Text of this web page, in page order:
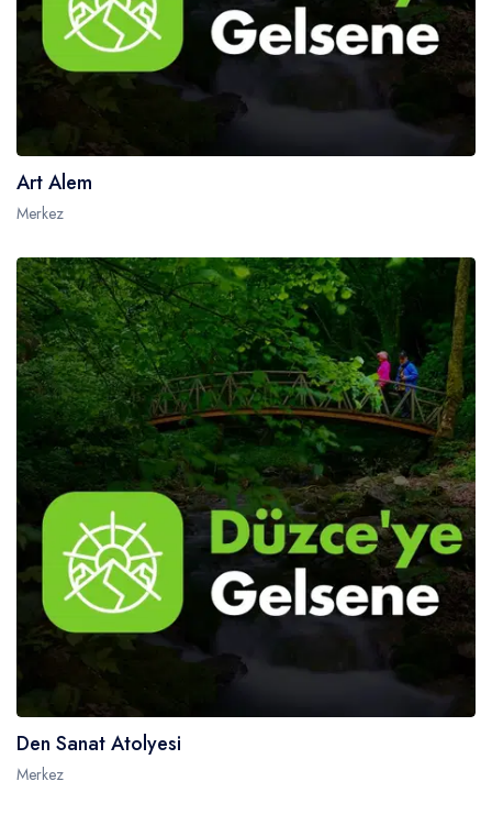
Art Alem
Merkez
Den Sanat Atolyesi
Merkez